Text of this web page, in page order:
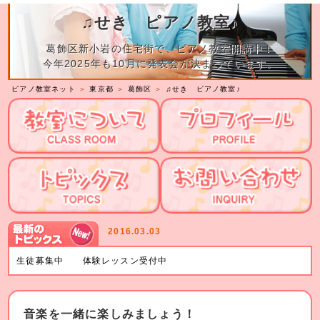
♫せき ピアノ教室♪
葛飾区新小岩の住宅街で、ピアノ教室開講中！
今年2025年も10月に発表会が決まっています。
ピアノ教室ネット ＞東京都 ＞ 葛飾区 ＞ ♫せき ピアノ教室♪
2016.03.03
生徒募集中 体験レッスン受付中
音楽を一緒に楽しみましょう！